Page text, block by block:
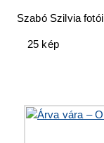
Szabó Szilvia fotói
25 kép